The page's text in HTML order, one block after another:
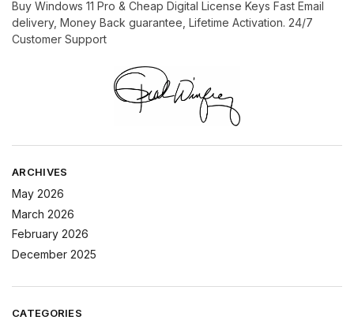
Buy Windows 11 Pro & Cheap Digital License Keys Fast Email
delivery, Money Back guarantee, Lifetime Activation. 24/7
Customer Support
ARCHIVES
May 2026
March 2026
February 2026
December 2025
CATEGORIES